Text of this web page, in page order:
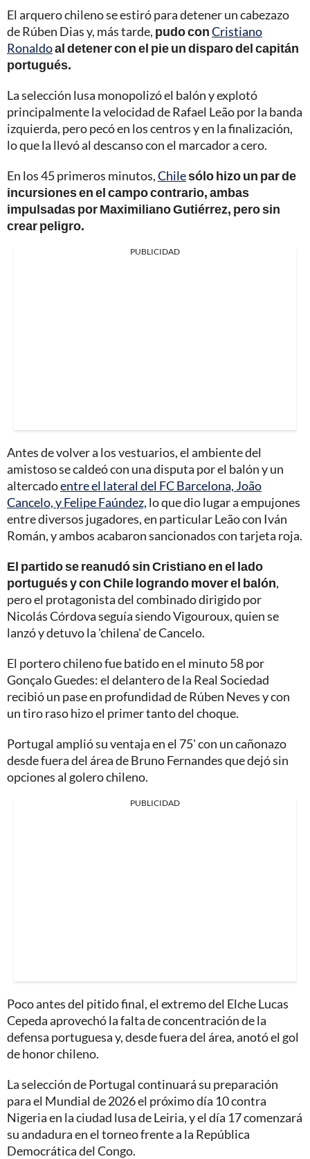
El arquero chileno se estiró para detener un cabezazo
de Rúben Dias y, más tarde, pudo conCristiano
Ronaldoal detener con el pie un disparo del capitán
portugués.
La selección lusa monopolizó el balón y explotó
principalmente la velocidad de Rafael Leão por la banda
izquierda, pero pecó en los centros y en la finalización,
lo que la llevó al descanso con el marcador a cero.
En los 45 primeros minutos,Chilesólo hizo un par de
incursiones en el campo contrario, ambas
impulsadas por Maximiliano Gutiérrez, pero sin
crear peligro.
PUBLICIDAD
Antes de volver a los vestuarios, el ambiente del
amistoso se caldeó con una disputa por el balón y un
altercadoentre el lateral del FC Barcelona, João
Cancelo, y Felipe Faúndez, lo que dio lugar a empujones
entre diversos jugadores, en particular Leão con Iván
Román, y ambos acabaron sancionados con tarjeta roja.
El partido se reanudó sin Cristiano en el lado
portugués y con Chile logrando mover el balón,
pero el protagonista del combinado dirigido por
Nicolás Córdova seguía siendo Vigouroux, quien se
lanzó y detuvo la 'chilena' de Cancelo.
El portero chileno fue batido en el minuto 58 por
Gonçalo Guedes: el delantero de la Real Sociedad
recibió un pase en profundidad de Rúben Neves y con
un tiro raso hizo el primer tanto del choque.
Portugal amplió su ventaja en el 75' con un cañonazo
desde fuera del área de Bruno Fernandes que dejó sin
opciones al golero chileno.
PUBLICIDAD
Poco antes del pitido final, el extremo del Elche Lucas
Cepeda aprovechó la falta de concentración de la
defensa portuguesa y, desde fuera del área, anotó el gol
de honor chileno.
La selección de Portugal continuará su preparación
para el Mundial de 2026 el próximo día 10 contra
Nigeria en la ciudad lusa de Leiria, y el día 17 comenzará
su andadura en el torneo frente a la República
Democrática del Congo.